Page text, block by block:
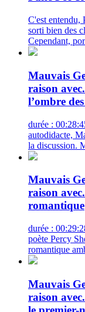
C'est entendu,
sorti bien des
Cependant,
Mauvais
raison
l’ombre
durée :
autodidacte,
la discussion.
Mauvais
raison
romantique
durée :
poète Percy
romantique
Mauvais
raison